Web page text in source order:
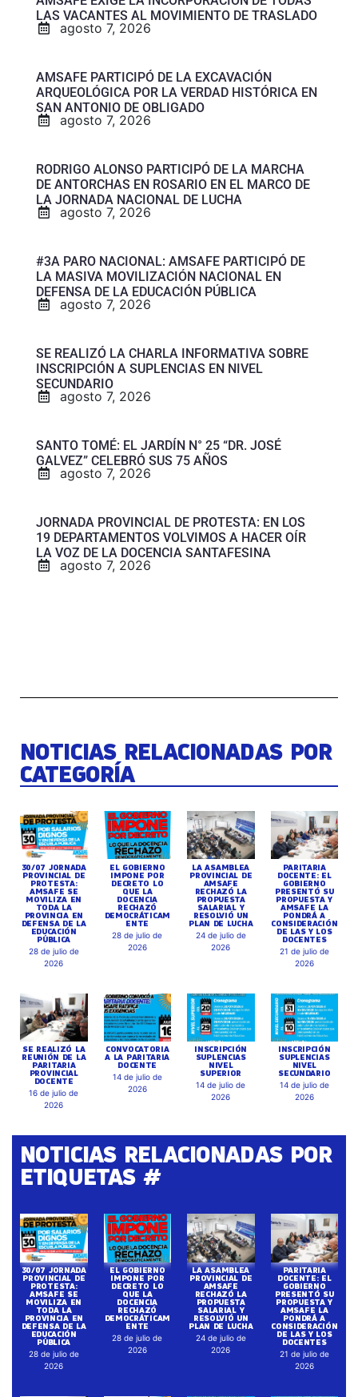
LAS VACANTES AL MOVIMIENTO DE TRASLADO
agosto 7, 2026
AMSAFE PARTICIPÓ DE LA EXCAVACIÓN
ARQUEOLÓGICA POR LA VERDAD HISTÓRICA EN
SAN ANTONIO DE OBLIGADO
agosto 7, 2026
RODRIGO ALONSO PARTICIPÓ DE LA MARCHA
DE ANTORCHAS EN ROSARIO EN EL MARCO DE
LA JORNADA NACIONAL DE LUCHA
agosto 7, 2026
#3A PARO NACIONAL: AMSAFE PARTICIPÓ DE
LA MASIVA MOVILIZACIÓN NACIONAL EN
DEFENSA DE LA EDUCACIÓN PÚBLICA
agosto 7, 2026
SE REALIZÓ LA CHARLA INFORMATIVA SOBRE
INSCRIPCIÓN A SUPLENCIAS EN NIVEL
SECUNDARIO
agosto 7, 2026
SANTO TOMÉ: EL JARDÍN N° 25 “DR. JOSÉ
GALVEZ” CELEBRÓ SUS 75 AÑOS
agosto 7, 2026
JORNADA PROVINCIAL DE PROTESTA: EN LOS
19 DEPARTAMENTOS VOLVIMOS A HACER OÍR
LA VOZ DE LA DOCENCIA SANTAFESINA
agosto 7, 2026
NOTICIAS RELACIONADAS POR
CATEGORÍA
30/07 JORNADA
PROVINCIAL DE
PROTESTA:
AMSAFE SE
MOVILIZA EN
TODA LA
PROVINCIA EN
DEFENSA DE LA
EDUCACIÓN
PÚBLICA
28 de julio de
2026
EL GOBIERNO
IMPONE POR
DECRETO LO
QUE LA
DOCENCIA
RECHAZÓ
DEMOCRÁTICAM
ENTE
28 de julio de
2026
LA ASAMBLEA
PROVINCIAL DE
AMSAFE
RECHAZÓ LA
PROPUESTA
SALARIAL Y
RESOLVIÓ UN
PLAN DE LUCHA
24 de julio de
2026
PARITARIA
DOCENTE: EL
GOBIERNO
PRESENTÓ SU
PROPUESTA Y
AMSAFE LA
PONDRÁ A
CONSIDERACIÓN
DE LAS Y LOS
DOCENTES
21 de julio de
2026
SE REALIZÓ LA
REUNIÓN DE LA
PARITARIA
PROVINCIAL
DOCENTE
16 de julio de
2026
CONVOCATORIA
A LA PARITARIA
DOCENTE
14 de julio de
2026
INSCRIPCIÓN
SUPLENCIAS
NIVEL
SUPERIOR
14 de julio de
2026
INSCRIPCIÓN
SUPLENCIAS
NIVEL
SECUNDARIO
14 de julio de
2026
NOTICIAS RELACIONADAS POR
ETIQUETAS #
30/07 JORNADA
PROVINCIAL DE
PROTESTA:
AMSAFE SE
MOVILIZA EN
TODA LA
PROVINCIA EN
DEFENSA DE LA
EDUCACIÓN
PÚBLICA
28 de julio de
2026
EL GOBIERNO
IMPONE POR
DECRETO LO
QUE LA
DOCENCIA
RECHAZÓ
DEMOCRÁTICAM
ENTE
28 de julio de
2026
LA ASAMBLEA
PROVINCIAL DE
AMSAFE
RECHAZÓ LA
PROPUESTA
SALARIAL Y
RESOLVIÓ UN
PLAN DE LUCHA
24 de julio de
2026
PARITARIA
DOCENTE: EL
GOBIERNO
PRESENTÓ SU
PROPUESTA Y
AMSAFE LA
PONDRÁ A
CONSIDERACIÓN
DE LAS Y LOS
DOCENTES
21 de julio de
2026